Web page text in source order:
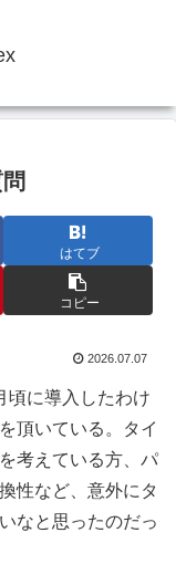
はてブ
コピー
2026.07.07
に導入したわけ
頂いている。タイ
考えている方、パ
性など、意外にタ
なと思ったのだっ